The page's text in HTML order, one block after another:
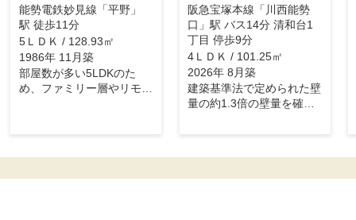
能勢電鉄妙見線「平野」
駅 徒歩11分
5ＬＤＫ / 128.93㎡
1986年 11月築
部屋数が多い5LDKのた
め、ファミリー層やリモー
す。オール電化仕様のた
阪急宝塚本線「川西能勢
口」駅 バス14分 清和台1
丁目 停歩9分
4ＬＤＫ / 101.25㎡
2026年 8月築
建築基準法で定められた壁
量の約1.3倍の壁量を確保
と防湿性で快適な室内環境